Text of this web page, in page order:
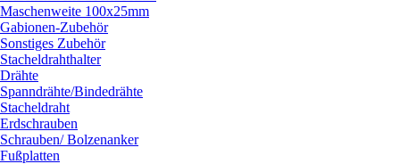
Maschenweite 100x25mm
Gabionen-Zubehör
Sonstiges Zubehör
Stacheldrahthalter
Drähte
Spanndrähte/Bindedrähte
Stacheldraht
Erdschrauben
Schrauben/Bolzenanker
Fußplatten